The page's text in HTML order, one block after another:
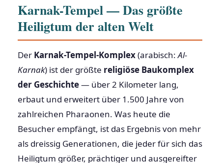
Karnak-Tempel — Das größte
Heiligtum der alten Welt
Der Karnak-Tempel-Komplex(arabisch:Al-
Karnak) ist der größte religiöse Baukomplex
der Geschichte— über 2 Kilometer lang,
erbaut und erweitert über 1.500 Jahre von
zahlreichen Pharaonen. Was heute die
Besucher empfängt, ist das Ergebnis von mehr
als dreissig Generationen, die jeder für sich das
Heiligtum größer, prächtiger und ausgereifter